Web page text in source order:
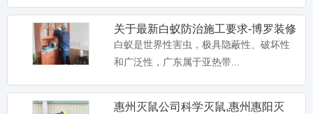
关于最新白蚁防治施工要求-博罗装修
白蚁预防,惠州博罗白蚁防
白蚁是世界性害虫，极具隐蔽性、破坏性
和广泛性，广东属于亚热带...
惠州灭鼠公司科学灭鼠,惠州惠阳灭
卫豹·卫喜2.5%氟虫腈悬浮剂-惠州装
修预防白蚁杀白药品-
卫豹·卫喜2.5%氟虫腈悬浮剂,惠州装修预
防白蚁药,惠州杀白...